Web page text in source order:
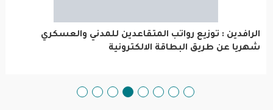
الرافدين : توزيع رواتب المتقاعدين للمدني والعسكري شهريا
طريق البطاقة الالكترونية